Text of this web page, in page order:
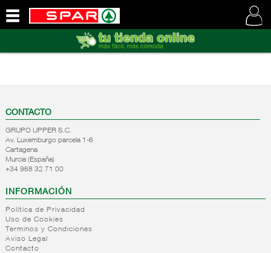
SOMOS
CONTACTO
GRUPO UPPER S.C.
Av. Luxemburgo parcela 1-6
Cartagena
Murcia (España)
+34 968 32 71 00
INFORMACIÓN
Política de Privacidad
Uso de Cookies
Terminos y Condiciones
Aviso Legal
Contacto